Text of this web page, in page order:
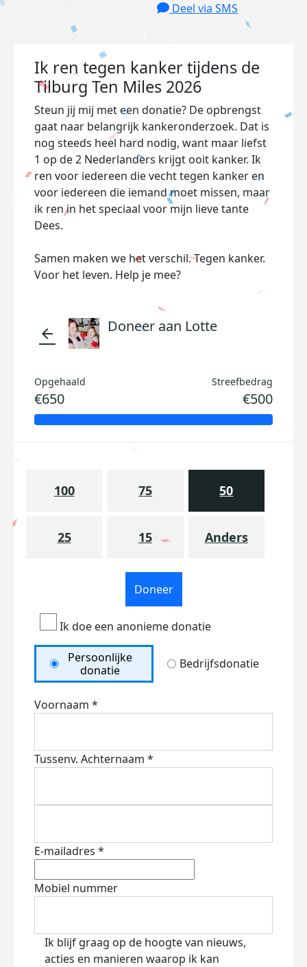
Deel via SMS
Ik ren tegen kanker tijdens de
Tilburg Ten Miles 2026
Steun jij mij met een donatie? De opbrengst
gaat naar belangrijk kankeronderzoek. Dat is
nog steeds heel hard nodig, want maar liefst
1 op de 2 Nederlanders krijgt ooit kanker. Ik
ren voor iedereen die vecht tegen kanker en
voor iedereen die iemand moet missen, maar
ik ren in het speciaal voor mijn lieve tante
Dees.
Samen maken we het verschil. Tegen kanker.
Voor het leven. Help je mee?
arrow_back Doneer aan Lotte
Opgehaald
€650
Streefbedrag
€500
100 75 50
25 15 Anders
Doneer
Ik doe een anonieme donatie
Persoonlijke
donatie
Bedrijfsdonatie
Voornaam *
Tussenv. Achternaam *
E-mailadres *
Mobiel nummer
Ik blijf graag op de hoogte van nieuws,
acties en manieren waarop ik kan